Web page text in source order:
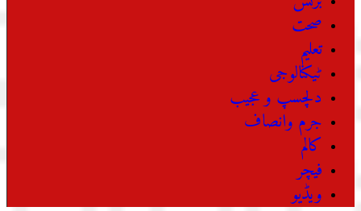
صحت
تعلیم
ٹیکنالوجی
دلچسپ و عجیب
جرم وانصاف
کالم
فیچر
ویڈیو